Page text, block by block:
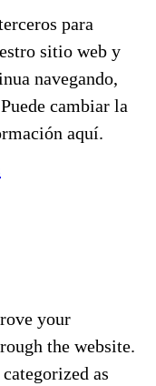
para
sitio web y
navegando,
cambiar la
aquí.
your
the website.
as